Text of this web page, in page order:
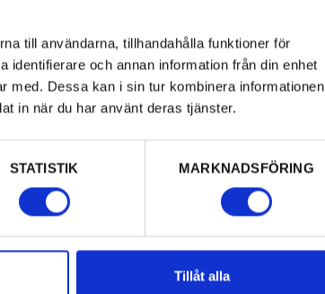
till användarna, tillhandahålla funktioner för
och annan information från din enhet
med. Dessa kan i sin tur kombinera informationen
in när du har använt deras tjänster.
STATISTIK MARKNADSFÖRING
Tillåt alla